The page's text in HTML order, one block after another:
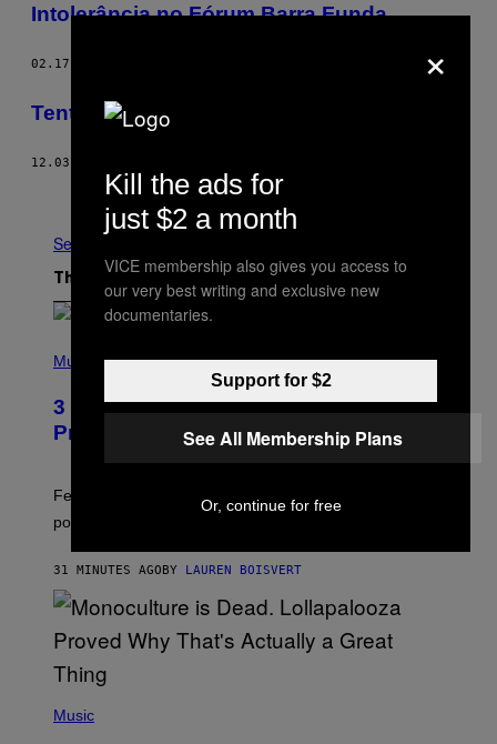
Intolerância no Fórum Barra Funda
02.17.16
Tentei Ficar Bêbado com Kombucha
12.03.15
Older
See All
The Latest
P
T
O
B
A
C
O
U
S
E
R
E
Music
3 Insufferable Pop Music Tropes That
Predate the Gen Alpha Melody
Featuring some of the worst Millennial-era offenses in
pop music clichés.
31 MINUTES AGO BY LAUREN BOISVERT
P
Music
×
Kill the ads for
just $2 a month
VICE membership also gives you access to
our very best writing and exclusive new
documentaries.
Support for $2
See All Membership Plans
Or, continue for free